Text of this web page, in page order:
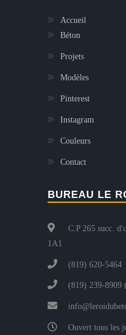
Accueil
Béton
Projets
Modèles
Pinterest
Instagram
Couleurs
Contact
BUREAU LE
C.P 265 succ.
1A1
(819) 620-5464
(819) 239-8909
Ouvert tous les